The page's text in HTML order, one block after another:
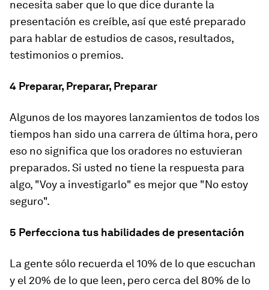
necesita saber que lo que dice durante la
presentación es creíble, así que esté preparado
para hablar de estudios de casos, resultados,
testimonios o premios.
4 Preparar, Preparar, Preparar
Algunos de los mayores lanzamientos de todos los
tiempos han sido una carrera de última hora, pero
eso no significa que los oradores no estuvieran
preparados. Si usted no tiene la respuesta para
algo, "Voy a investigarlo" es mejor que "No estoy
seguro".
5 Perfecciona tus habilidades de presentación
La gente sólo recuerda el 10% de lo que escuchan
y el 20% de lo que leen, pero cerca del 80% de lo